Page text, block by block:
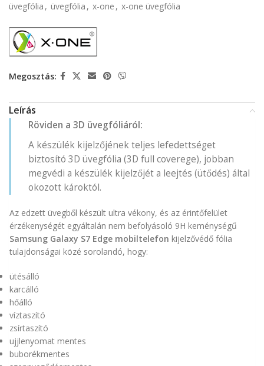
üvegfólia , üvegfólia , x-one , x-one üvegfólia
Megosztás:
Leírás
Röviden a 3D üvegfóliáról:
A készülék kijelzőjének teljes lefedettséget
biztosító 3D üvegfólia (3D full coverege), jobban
megvédi a készülék kijelzőjét a leejtés (ütődés) által
okozott károktól.
Az edzett üvegből készült ultra vékony, és az érintőfelület
érzékenységét egyáltalán nem befolyásoló 9H keménységű
Samsung Galaxy S7 Edge mobiltelefon kijelzővédő fólia
tulajdonságai közé sorolandó, hogy:
ütésálló
karcálló
hőálló
víztaszító
zsírtaszító
ujjlenyomat mentes
buborékmentes